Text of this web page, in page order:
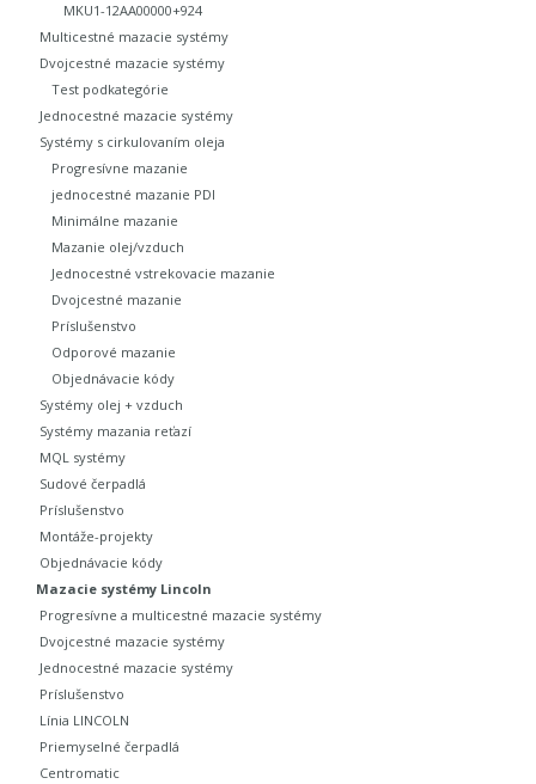
MKU1-12AA00000+924
Multicestné mazacie systémy
Dvojcestné mazacie systémy
Test podkategórie
Jednocestné mazacie systémy
Systémy s cirkulovaním oleja
Progresívne mazanie
jednocestné mazanie PDI
Minimálne mazanie
Mazanie olej/vzduch
Jednocestné vstrekovacie mazanie
Dvojcestné mazanie
Príslušenstvo
Odporové mazanie
Objednávacie kódy
Systémy olej + vzduch
Systémy mazania reťazí
MQL systémy
Sudové čerpadlá
Príslušenstvo
Montáže-projekty
Objednávacie kódy
Mazacie systémy Lincoln
Progresívne a multicestné mazacie systémy
Dvojcestné mazacie systémy
Jednocestné mazacie systémy
Príslušenstvo
Línia LINCOLN
Priemyselné čerpadlá
Centromatic